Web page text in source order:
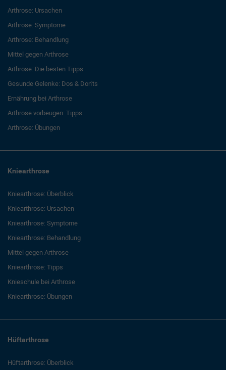
Arthrose: Ursachen
Arthrose: Symptome
Arthrose: Behandlung
Mittel gegen Arthrose
Arthrose: Die besten Tipps
Gesunde Gelenke: Dos & Don'ts
Ernährung bei Arthrose
Arthrose vorbeugen: Tipps
Arthrose: Übungen
Kniearthrose
Kniearthrose: Überblick
Kniearthrose: Ursachen
Kniearthrose: Symptome
Kniearthrose: Behandlung
Mittel gegen Arthrose
Kniearthrose: Tipps
Knieschule bei Arthrose
Kniearthrose: Übungen
Hüftarthrose
Hüftarthrose: Überblick